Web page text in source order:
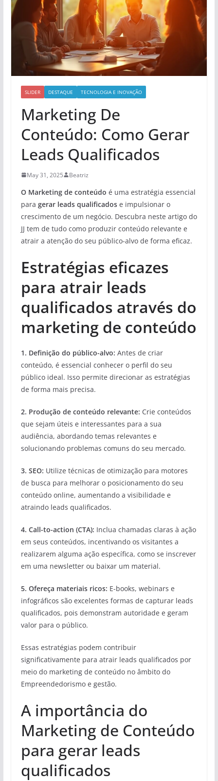
SLIDER DESTAQUE TECNOLOGIA E INOVAÇÃO
Marketing De
Conteúdo: Como Gerar
Leads Qualificados
May 31, 2025 Beatriz
O Marketing de conteúdo é uma estratégia essencial
para gerar leads qualificadose impulsionar o
crescimento de um negócio. Descubra neste artigo do
JJ tem de tudo como produzir conteúdo relevante e
atrair a atenção do seu público-alvo de forma eficaz.
Estratégias eficazes
para atrair leads
qualificados através do
marketing de conteúdo
1. Definição do público-alvo: Antes de criar
conteúdo, é essencial conhecer o perfil do seu
público ideal. Isso permite direcionar as estratégias
de forma mais precisa.
2. Produção de conteúdo relevante: Crie conteúdos
que sejam úteis e interessantes para a sua
audiência, abordando temas relevantes e
solucionando problemas comuns do seu mercado.
3. SEO: Utilize técnicas de otimização para motores
de busca para melhorar o posicionamento do seu
conteúdo online, aumentando a visibilidade e
atraindo leads qualificados.
4. Call-to-action (CTA): Inclua chamadas claras à ação
em seus conteúdos, incentivando os visitantes a
realizarem alguma ação específica, como se inscrever
em uma newsletter ou baixar um material.
5. Ofereça materiais ricos: E-books, webinars e
infográficos são excelentes formas de capturar leads
qualificados, pois demonstram autoridade e geram
valor para o público.
Essas estratégias podem contribuir
significativamente para atrair leads qualificados por
meio do marketing de conteúdo no âmbito do
Empreendedorismo e gestão.
A importância do
Marketing de Conteúdo
para gerar leads
qualificados